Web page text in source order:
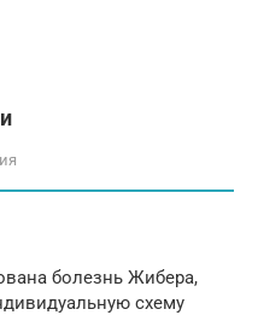
болезнь Жибера,
схему